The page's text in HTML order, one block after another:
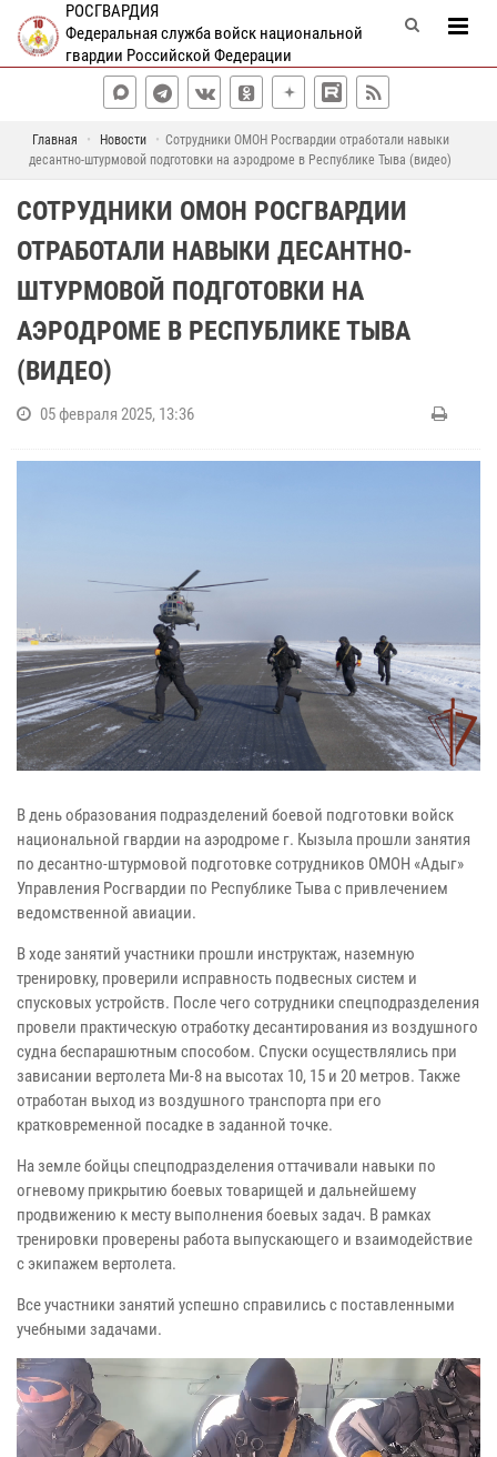
РОСГВАРДИЯ
Федеральная служба войск национальной
гвардии Российской Федерации
Главная Новости
Сотрудники ОМОН Росгвардии отработали навыки
десантно-штурмовой подготовки на аэродроме в Республике Тыва (видео)
СОТРУДНИКИ ОМОН РОСГВАРДИИ
ОТРАБОТАЛИ НАВЫКИ ДЕСАНТНО-
ШТУРМОВОЙ ПОДГОТОВКИ НА
АЭРОДРОМЕ В РЕСПУБЛИКЕ ТЫВА
(ВИДЕО)
05 февраля 2025, 13:36
В день образования подразделений боевой подготовки войск
национальной гвардии на аэродроме г. Кызыла прошли занятия
по десантно-штурмовой подготовке сотрудников ОМОН «Адыг»
Управления Росгвардии по Республике Тыва с привлечением
ведомственной авиации.
В ходе занятий участники прошли инструктаж, наземную
тренировку, проверили исправность подвесных систем и
спусковых устройств. После чего сотрудники спецподразделения
провели практическую отработку десантирования из воздушного
судна беспарашютным способом. Спуски осуществлялись при
зависании вертолета Ми-8 на высотах 10, 15 и 20 метров. Также
отработан выход из воздушного транспорта при его
кратковременной посадке в заданной точке.
На земле бойцы спецподразделения оттачивали навыки по
огневому прикрытию боевых товарищей и дальнейшему
продвижению к месту выполнения боевых задач. В рамках
тренировки проверены работа выпускающего и взаимодействие
с экипажем вертолета.
Все участники занятий успешно справились с поставленными
учебными задачами.